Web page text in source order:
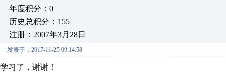
年度积分：0
历史总积分：155
注册：2007年3月28日
发表于：2017-11-25 09:14:58
学习了，谢谢！